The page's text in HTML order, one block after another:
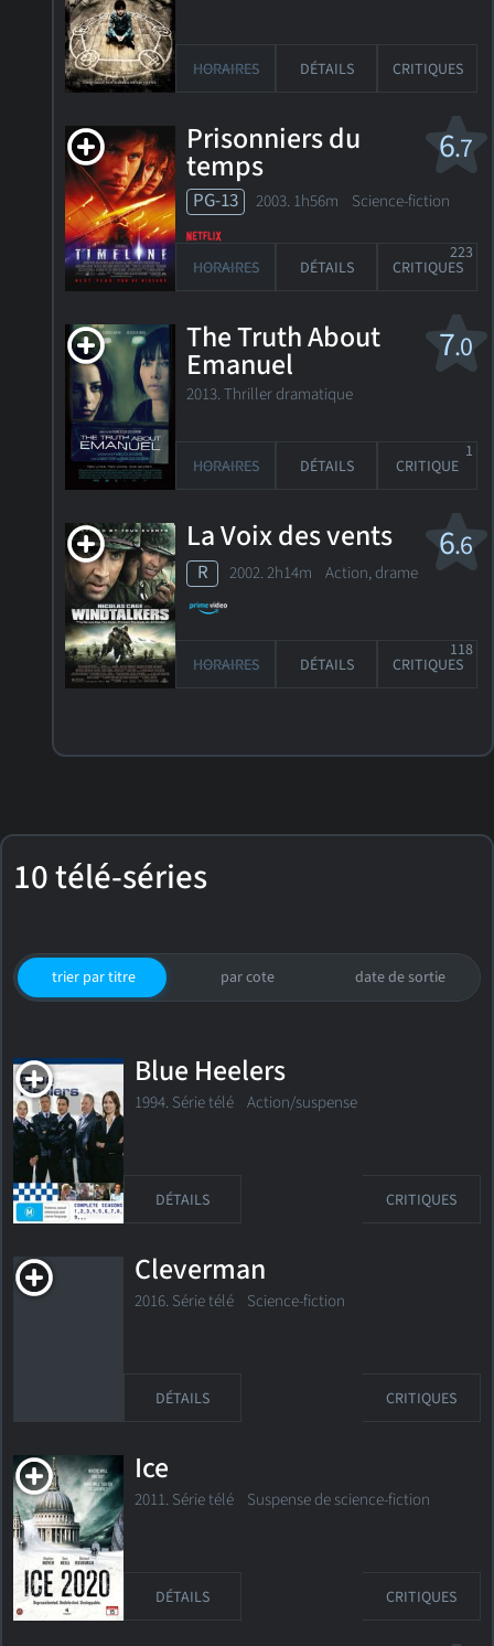
HORAIRES DÉTAILS CRITIQUES
6.7
Prisonniers du
temps
PG-13 2003. 1h56m Science-fiction
HORAIRES DÉTAILS CRITIQUES
223
7.0
The Truth About
Emanuel
2013. Thriller dramatique
HORAIRES DÉTAILS CRITIQUE
1
6.6
La Voix des vents
R 2002. 2h14m Action, drame
HORAIRES DÉTAILS CRITIQUES
118
10 télé-séries
trier par titre par cote date de sortie
Blue Heelers
1994. Série télé Action/suspense
DÉTAILS CRITIQUES
Cleverman
2016. Série télé Science-fiction
DÉTAILS CRITIQUES
Ice
2011. Série télé Suspense de science-fiction
DÉTAILS CRITIQUES